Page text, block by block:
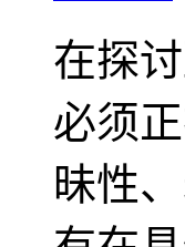
在探
必须
昧性